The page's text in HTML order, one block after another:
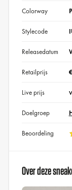
Colorway
Stylecode
Releasedatum
Retailprijs
Live prijs
Doelgroep
Beoordeling
Over deze